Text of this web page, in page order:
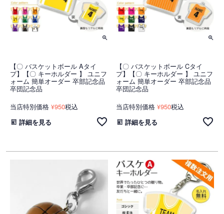
【〇 バスケットボール Aタイ
プ】【〇 キーホルダー 】 ユニフ
ォーム 簡単オーダー 卒部記念品
卒団記念品
当店特別価格 ¥950税込
詳細を見る
【〇 バスケットボール Cタイ
プ】【〇 キーホルダー 】 ユニフ
ォーム 簡単オーダー 卒部記念品
卒団記念品
当店特別価格 ¥950税込
詳細を見る